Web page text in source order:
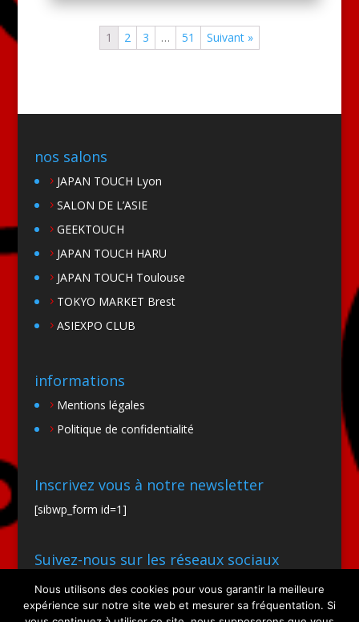
1 2 3 … 51 Suivant »
nos salons
JAPAN TOUCH Lyon
SALON DE L’ASIE
GEEKTOUCH
JAPAN TOUCH HARU
JAPAN TOUCH Toulouse
TOKYO MARKET Brest
ASIEXPO CLUB
informations
Mentions légales
Politique de confidentialité
Inscrivez vous à notre newsletter
[sibwp_form id=1]
Suivez-nous sur les réseaux sociaux
Nous utilisons des cookies pour vous garantir la meilleure
expérience sur notre site web et mesurer sa fréquentation. Si